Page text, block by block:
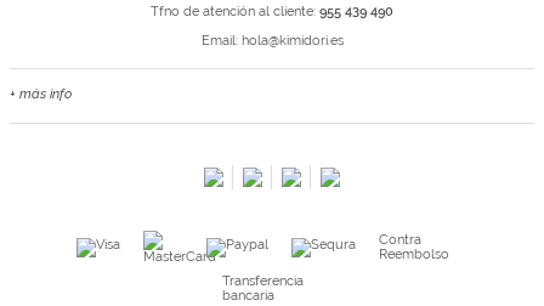
Tfno de atención al cliente: 955 439 490
Email: hola@kimidori.es
+ más info
Kimidori PRINT, nuestro servicio de impresión de fotos
Contra
Reembolso
Transferencia
bancaria